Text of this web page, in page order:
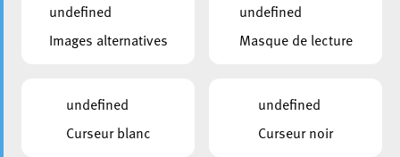
undefined
Images alternatives
undefined
Masque de lecture
undefined
Curseur blanc
undefined
Curseur noir